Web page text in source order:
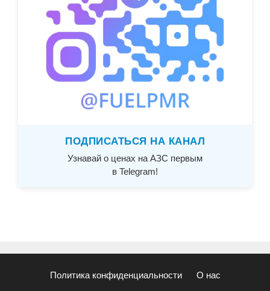
ПОДПИСАТЬСЯ НА КАНАЛ
Узнавай о ценах на АЗС первым
в Telegram!
Политика конфиденциальности О нас